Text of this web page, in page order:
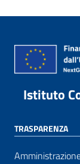
Istituto
TRASPARENZA